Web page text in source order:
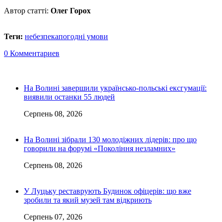
Автор статті: Олег Горох
Теги: небезпекапогодні умови
0 Комментариев
На Волині завершили українсько-польські ексгумації:
виявили останки 55 людей
Серпень 08, 2026
На Волині зібрали 130 молодіжних лідерів: про що
говорили на форумі «Покоління незламних»
Серпень 08, 2026
У Луцьку реставрують Будинок офіцерів: що вже
зробили та який музей там відкриють
Серпень 07, 2026